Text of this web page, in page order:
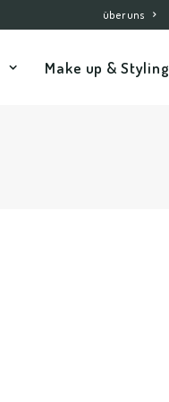
über uns
Make up & Styling